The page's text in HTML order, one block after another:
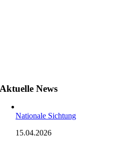
Aktuelle News
Nationale Sichtung
15.04.2026